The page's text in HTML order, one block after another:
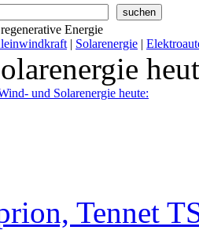
Energie
| Solarenergie |
und Solarenergie heute:
Tennet